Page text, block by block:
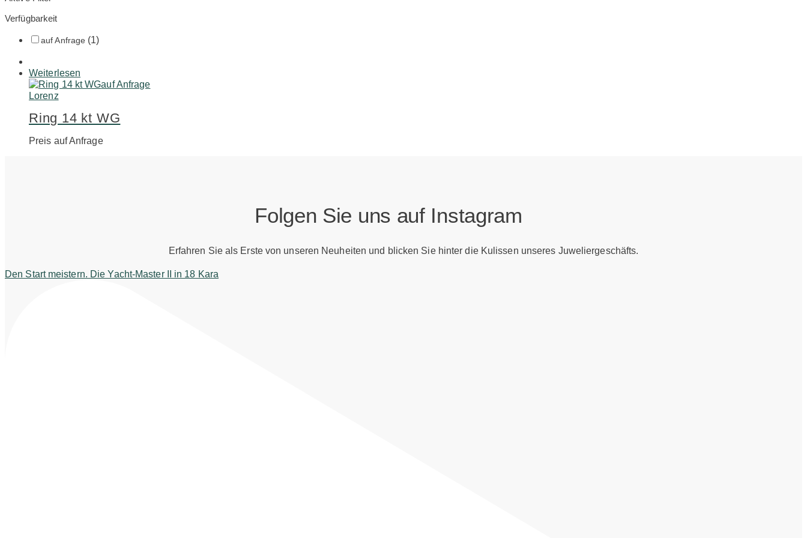
Verfügbarkeit
auf Anfrage (1)
Weiterlesen
auf Anfrage
Lorenz
Ring 14 kt WG
Preis auf Anfrage
Folgen Sie uns auf Instagram
Erfahren Sie als Erste von unseren Neuheiten und blicken Sie hinter die Kulissen unseres Juweliergeschäfts.
Den Start meistern. Die Yacht-Master II in 18 Kara